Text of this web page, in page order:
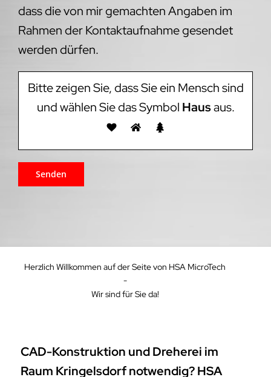
dass die von mir gemachten Angaben im
Rahmen der Kontaktaufnahme gesendet
werden dürfen.
Bitte zeigen Sie, dass Sie ein Mensch sind
und wählen Sie das Symbol Hausaus.
Herzlich Willkommen auf der Seite von HSA MicroTech
-
Wir sind für Sie da!
CAD-Konstruktion und Dreherei im
Raum Kringelsdorf notwendig? HSA